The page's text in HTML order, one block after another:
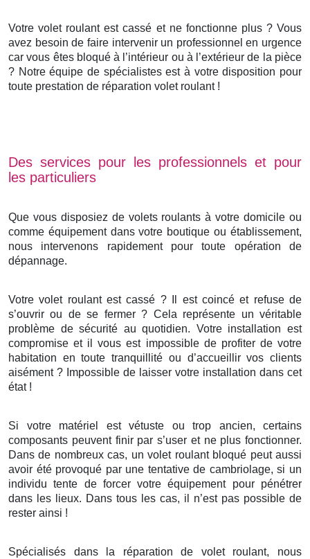
Votre volet roulant est cassé et ne fonctionne plus ? Vous
avez besoin de faire intervenir un professionnel en urgence
car vous êtes bloqué à l’intérieur ou à l’extérieur de la pièce
? Notre équipe de spécialistes est à votre disposition pour
toute prestation de réparation volet roulant !
Des services pour les professionnels et pour
les particuliers
Que vous disposiez de volets roulants à votre domicile ou
comme équipement dans votre boutique ou établissement,
nous intervenons rapidement pour toute opération de
dépannage.
Votre volet roulant est cassé ? Il est coincé et refuse de
s’ouvrir ou de se fermer ? Cela représente un véritable
problème de sécurité au quotidien. Votre installation est
compromise et il vous est impossible de profiter de votre
habitation en toute tranquillité ou d’accueillir vos clients
aisément ? Impossible de laisser votre installation dans cet
état !
Si votre matériel est vétuste ou trop ancien, certains
composants peuvent finir par s’user et ne plus fonctionner.
Dans de nombreux cas, un volet roulant bloqué peut aussi
avoir été provoqué par une tentative de cambriolage, si un
individu tente de forcer votre équipement pour pénétrer
dans les lieux. Dans tous les cas, il n’est pas possible de
rester ainsi !
Spécialisés dans la réparation de volet roulant, nous